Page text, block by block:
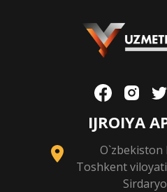
IJROIYA
O`zbekiston
Toshkent